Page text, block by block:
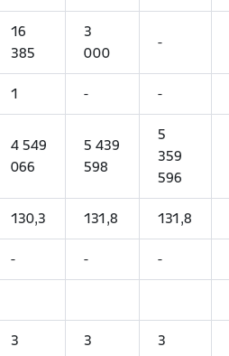
16
385
3
000
-
1 - -
4 549
066
5 439
598
5
359
596
130,3 131,8 131,8
- - -
3 3 3